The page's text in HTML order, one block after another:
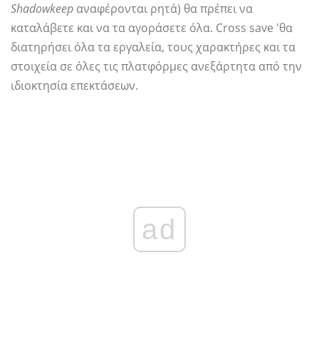
Shadowkeep αναφέρονται ρητά) θα πρέπει να
καταλάβετε και να τα αγοράσετε όλα. Cross save 'θα
διατηρήσει όλα τα εργαλεία, τους χαρακτήρες και τα
στοιχεία σε όλες τις πλατφόρμες ανεξάρτητα από την
ιδιοκτησία επεκτάσεων.
ad